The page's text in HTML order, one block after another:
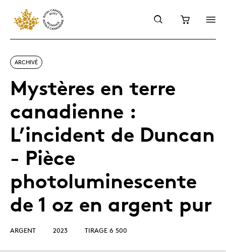
ARCHIVÉ
Mystères en terre
canadienne :
L’incident de Duncan
- Pièce
photoluminescente
de 1 oz en argent pur
ARGENT 2023 TIRAGE 6 500